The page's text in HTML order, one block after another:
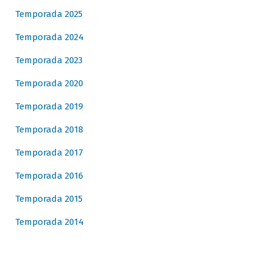
Temporada 2025
Temporada 2024
Temporada 2023
Temporada 2020
Temporada 2019
Temporada 2018
Temporada 2017
Temporada 2016
Temporada 2015
Temporada 2014